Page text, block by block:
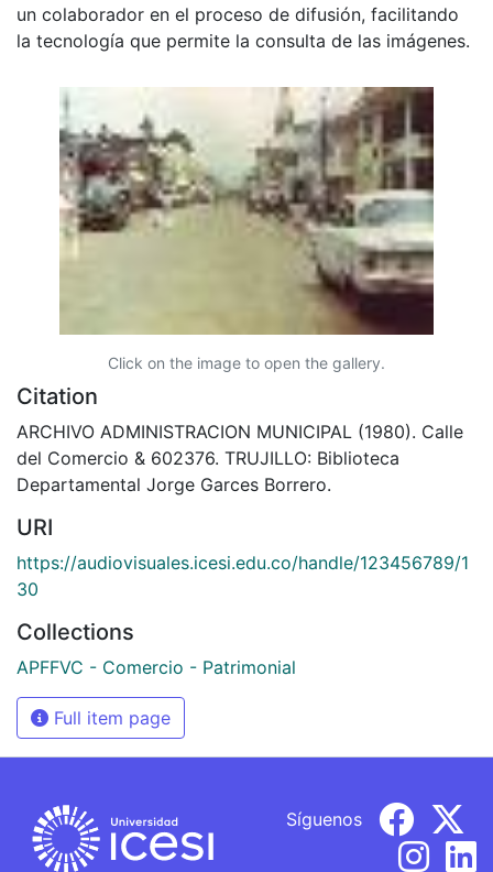
un colaborador en el proceso de difusión, facilitando
la tecnología que permite la consulta de las imágenes.
Click on the image to open the gallery.
Citation
ARCHIVO ADMINISTRACION MUNICIPAL (1980). Calle
del Comercio & 602376. TRUJILLO: Biblioteca
Departamental Jorge Garces Borrero.
URI
https://audiovisuales.icesi.edu.co/handle/123456789/1
30
Collections
APFFVC - Comercio - Patrimonial
Full item page
Síguenos